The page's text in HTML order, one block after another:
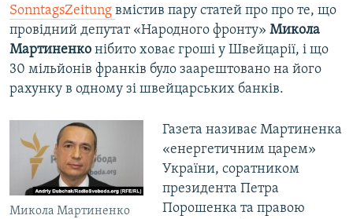
SonntagsZeitung вмістив пару статей про про те, що
провідний депутат «Народного фронту» Микола
Мартиненко нібито ховає гроші у Швейцарії, і що
30 мільйонів франків було заарештовано на його
рахунку в одному зі швейцарських банків.
Микола Мартиненко
Газета називає Мартиненка
«енергетичним царем»
України, соратником
президента Петра
Порошенка та правою